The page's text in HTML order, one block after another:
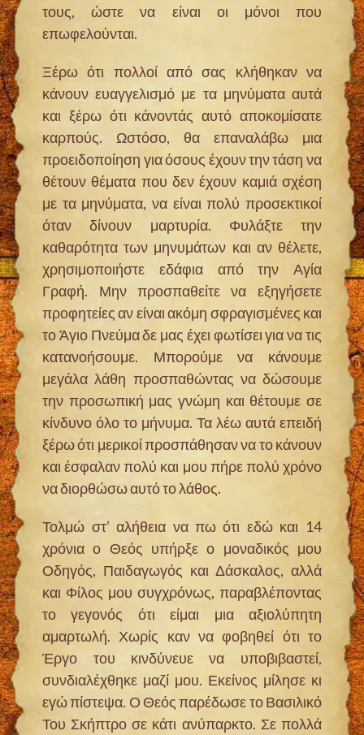
τους, ώστε να είναι οι μόνοι που
επωφελούνται.
Ξέρω ότι πολλοί από σας κλήθηκαν να
κάνουν ευαγγελισμό με τα μηνύματα αυτά
και ξέρω ότι κάνοντάς αυτό αποκομίσατε
καρπούς. Ωστόσο, θα επαναλάβω μια
προειδοποίηση για όσους έχουν την τάση να
θέτουν θέματα που δεν έχουν καμιά σχέση
με τα μηνύματα, να είναι πολύ προσεκτικοί
όταν δίνουν μαρτυρία. Φυλάξτε την
καθαρότητα των μηνυμάτων και αν θέλετε,
χρησιμοποιήστε εδάφια από την Αγία
Γραφή. Μην προσπαθείτε να εξηγήσετε
προφητείες αν είναι ακόμη σφραγισμένες και
το Άγιο Πνεύμα δε μας έχει φωτίσει για να τις
κατανοήσουμε. Μπορούμε να κάνουμε
μεγάλα λάθη προσπαθώντας να δώσουμε
την προσωπική μας γνώμη και θέτουμε σε
κίνδυνο όλο το μήνυμα. Τα λέω αυτά επειδή
ξέρω ότι μερικοί προσπάθησαν να το κάνουν
και έσφαλαν πολύ και μου πήρε πολύ χρόνο
να διορθώσω αυτό το λάθος.
Τολμώ στ’ αλήθεια να πω ότι εδώ και 14
χρόνια ο Θεός υπήρξε ο μοναδικός μου
Οδηγός, Παιδαγωγός και Δάσκαλος, αλλά
και Φίλος μου συγχρόνως, παραβλέποντας
το γεγονός ότι είμαι μια αξιολύπητη
αμαρτωλή. Χωρίς καν να φοβηθεί ότι το
Έργο του κινδύνευε να υποβιβαστεί,
συνδιαλέχθηκε μαζί μου. Εκείνος μίλησε κι
εγώ πίστεψα. Ο Θεός παρέδωσε το Βασιλικό
Του Σκήπτρο σε κάτι ανύπαρκτο. Σε πολλά